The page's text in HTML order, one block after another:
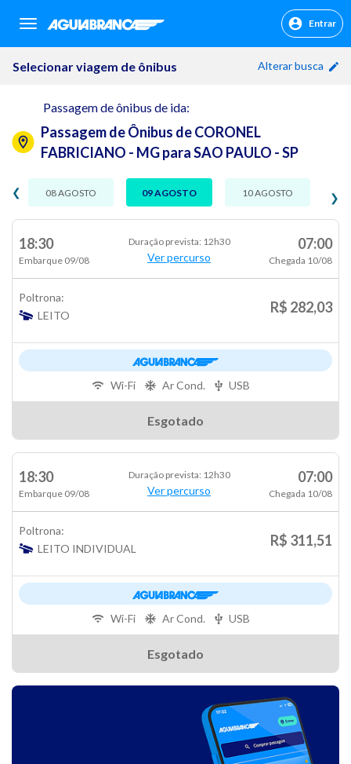
sr.header.toggle.navigation Entrar
Selecionar viagem de ônibus Alterar busca
Passagem de ônibus de ida:
Passagem de Ônibus de CORONEL
FABRICIANO - MG para SAO PAULO - SP
❯
❮ 08 AGOSTO 09 AGOSTO 10 AGOSTO
18:30
Embarque 09/08
Duração prevista: 12h30
Ver percurso
07:00
Chegada 10/08
Poltrona:
LEITO
R$ 282,03
Esgotado
Wi-Fi Ar Cond. USB
18:30
Embarque 09/08
Duração prevista: 12h30
Ver percurso
07:00
Chegada 10/08
Poltrona:
LEITO INDIVIDUAL
R$ 311,51
Esgotado
Wi-Fi Ar Cond. USB